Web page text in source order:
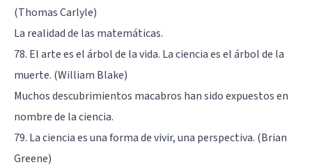
(Thomas Carlyle)
La realidad de las matemáticas.
78. El arte es el árbol de la vida. La ciencia es el árbol de la
muerte. (William Blake)
Muchos descubrimientos macabros han sido expuestos en
nombre de la ciencia.
79. La ciencia es una forma de vivir, una perspectiva. (Brian
Greene)